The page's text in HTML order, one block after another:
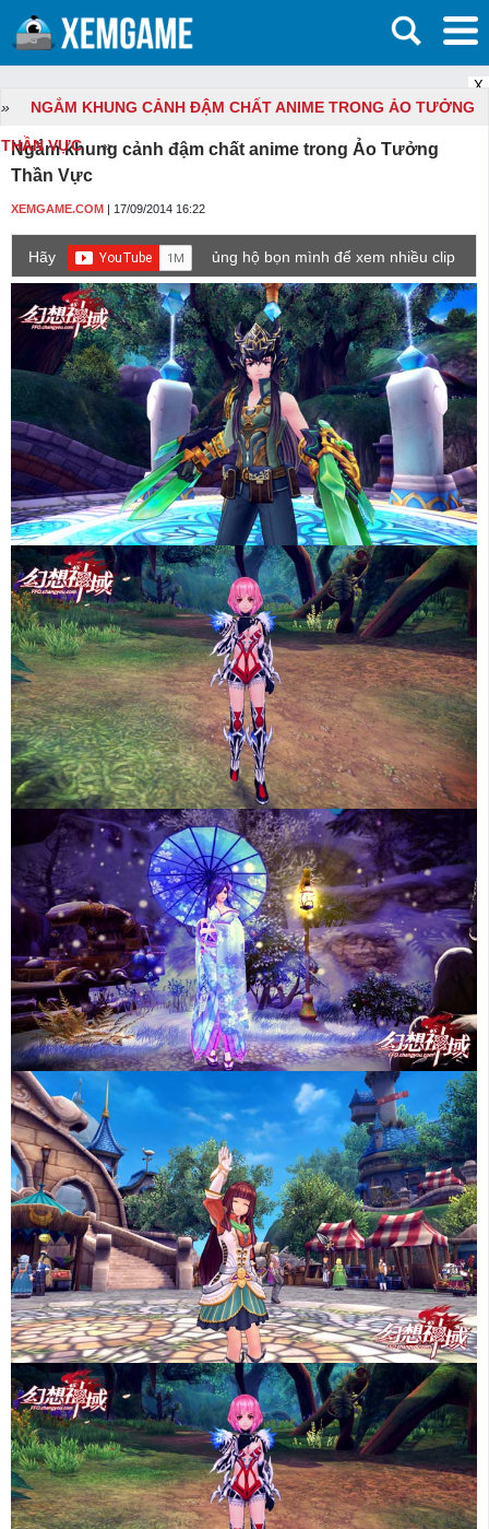
X
» NGẮM KHUNG CẢNH ĐẬM CHẤT ANIME TRONG ẢO TƯỞNG
THẦN VỰC »
Ngắm khung cảnh đậm chất anime trong Ảo Tưởng
Thần Vực
XEMGAME.COM | 17/09/2014 16:22
Hãy
ủng hộ bọn mình để xem nhiều clip
game mới hơn nhé!